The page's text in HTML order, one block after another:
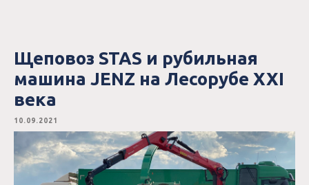
Щеповоз STAS и рубильная
машина JENZ на Лесорубе XXI
века
10.09.2021